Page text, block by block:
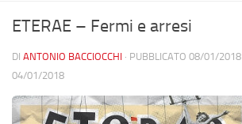
ETERAE – Fermi e arresi
DI ANTONIO BACCIOCCHI · PUBBLICATO 08/01/2018
04/01/2018